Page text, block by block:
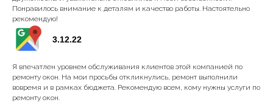
Понравилось внимание к деталям и качество работы. Настоятельно
рекомендую!
3.12.22
Я впечатлен уровнем обслуживания клиентов этой компанией по
ремонту окон. На мои просьбы откликнулись, ремонт выполнили
вовремя и в рамках бюджета. Рекомендую всем, кому нужны услуги по
ремонту окон.